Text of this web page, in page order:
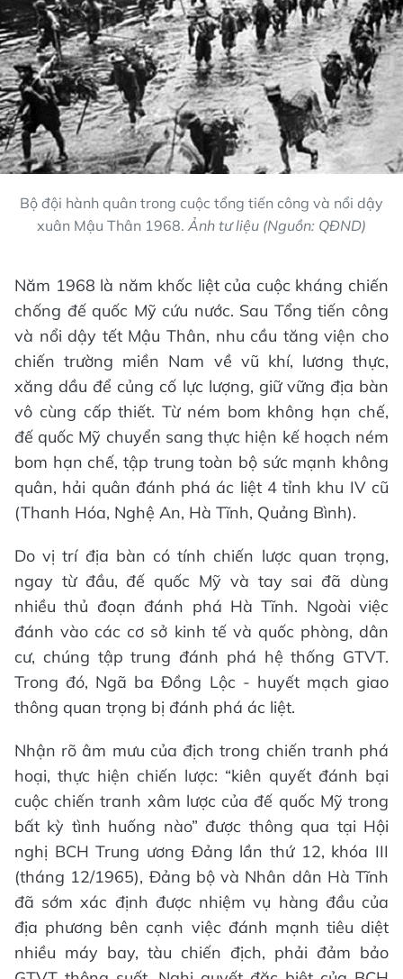
Bộ đội hành quân trong cuộc tổng tiến công và nổi dậy
xuân Mậu Thân 1968. Ảnh tư liệu (Nguồn: QĐND)
Năm 1968 là năm khốc liệt của cuộc kháng chiến
chống đế quốc Mỹ cứu nước. Sau Tổng tiến công
và nổi dậy tết Mậu Thân, nhu cầu tăng viện cho
chiến trường miền Nam về vũ khí, lương thực,
xăng dầu để củng cố lực lượng, giữ vững địa bàn
vô cùng cấp thiết. Từ ném bom không hạn chế,
đế quốc Mỹ chuyển sang thực hiện kế hoạch ném
bom hạn chế, tập trung toàn bộ sức mạnh không
quân, hải quân đánh phá ác liệt 4 tỉnh khu IV cũ
(Thanh Hóa, Nghệ An, Hà Tĩnh, Quảng Bình).
Do vị trí địa bàn có tính chiến lược quan trọng,
ngay từ đầu, đế quốc Mỹ và tay sai đã dùng
nhiều thủ đoạn đánh phá Hà Tĩnh. Ngoài việc
đánh vào các cơ sở kinh tế và quốc phòng, dân
cư, chúng tập trung đánh phá hệ thống GTVT.
Trong đó, Ngã ba Đồng Lộc - huyết mạch giao
thông quan trọng bị đánh phá ác liệt.
Nhận rõ âm mưu của địch trong chiến tranh phá
hoại, thực hiện chiến lược: “kiên quyết đánh bại
cuộc chiến tranh xâm lược của đế quốc Mỹ trong
bất kỳ tình huống nào” được thông qua tại Hội
nghị BCH Trung ương Đảng lần thứ 12, khóa III
(tháng 12/1965), Đảng bộ và Nhân dân Hà Tĩnh
đã sớm xác định được nhiệm vụ hàng đầu của
địa phương bên cạnh việc đánh mạnh tiêu diệt
nhiều máy bay, tàu chiến địch, phải đảm bảo